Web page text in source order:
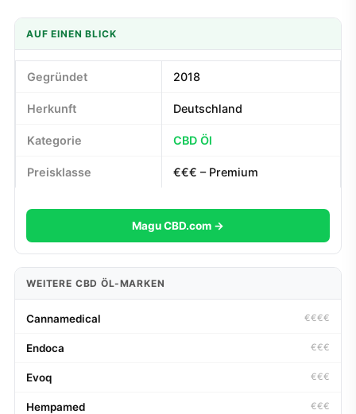
AUF EINEN BLICK
Gegründet 2018
Herkunft Deutschland
Kategorie CBD Öl
Preisklasse €€€ – Premium
Magu CBD.com →
WEITERE CBD ÖL-MARKEN
Cannamedical €€€€
Endoca €€€
Evoq €€€
Hempamed €€€